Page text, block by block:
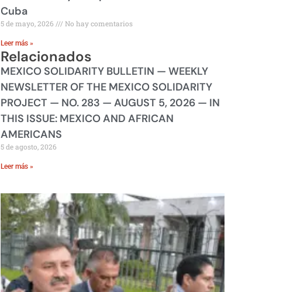
Cuba
5 de mayo, 2026 No hay comentarios
Leer más »
Relacionados
MEXICO SOLIDARITY BULLETIN — WEEKLY
NEWSLETTER OF THE MEXICO SOLIDARITY
PROJECT — NO. 283 — AUGUST 5, 2026 — IN
THIS ISSUE: MEXICO AND AFRICAN
AMERICANS
5 de agosto, 2026
Leer más »